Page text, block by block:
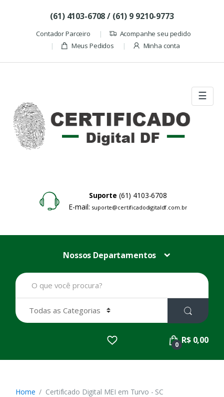
(61) 4103-6708 / (61) 9 9210-9773
Contador Parceiro
Acompanhe seu pedido
Meus Pedidos
Minha conta
☰
Suporte (61) 4103-6708
E-mail: suporte@certificadodigitaldf.com.br
Nossos Departamentos
B
u
a
r
:
0 R$ 0,00
Home Certificado Digital MEI em Turvo - SC